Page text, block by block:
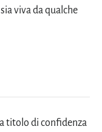
viva da qualche
titolo di confidenza